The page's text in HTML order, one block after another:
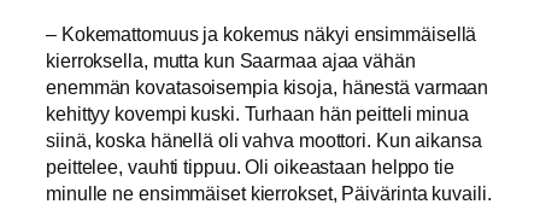
– Kokemattomuus ja kokemus näkyi ensimmäisellä
kierroksella, mutta kun Saarmaa ajaa vähän
enemmän kovatasoisempia kisoja, hänestä varmaan
kehittyy kovempi kuski. Turhaan hän peitteli minua
siinä, koska hänellä oli vahva moottori. Kun aikansa
peittelee, vauhti tippuu. Oli oikeastaan helppo tie
minulle ne ensimmäiset kierrokset, Päivärinta kuvaili.